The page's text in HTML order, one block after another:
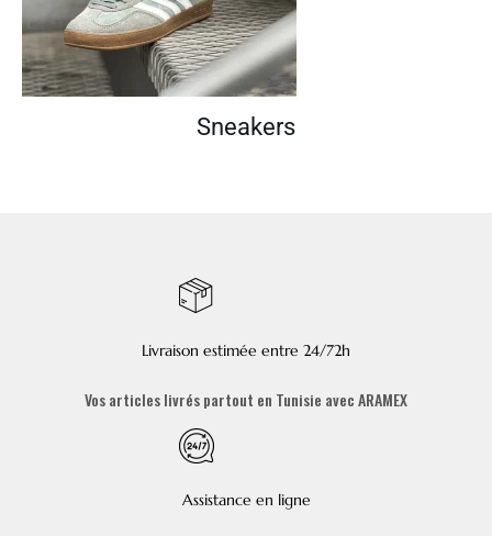
Sneakers
Livraison estimée entre 24/72h
Vos articles livrés partout en Tunisie avec ARAMEX
Assistance en ligne